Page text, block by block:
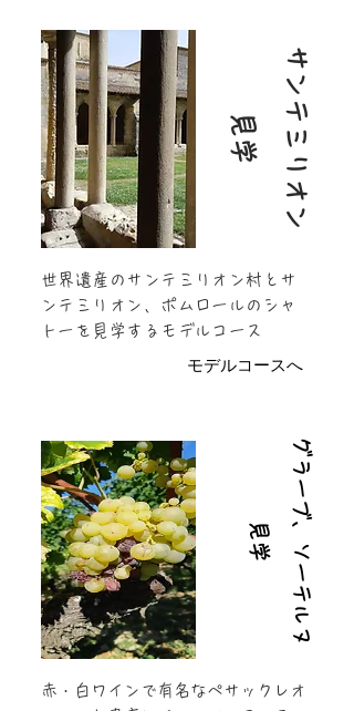
サ
ン
テ
ミ
リ
オ
ン
見
学
世界遺産のサンテミリオン村とサ
ンテミリオン、ポムロールのシャ
トーを見学するモデルコース
モデルコースへ
グ
ラ
ー
ブ
、 ソ
ー
テ
ル
ヌ
見
学
赤・白ワインで有名なペサックレオ